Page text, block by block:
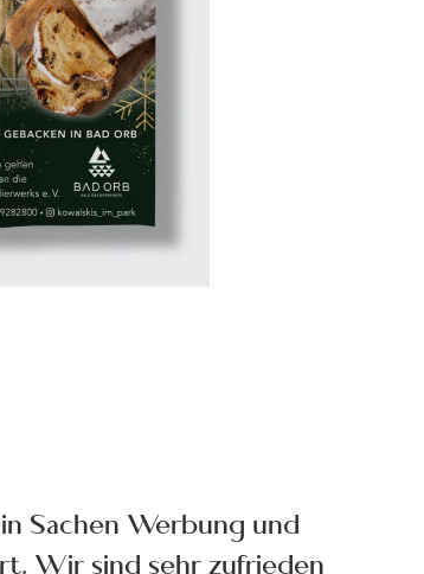
Sachen Werbung und
Wir sind sehr zufrieden